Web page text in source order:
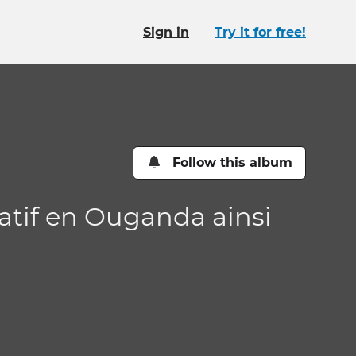
Sign in Try it for free!
Follow this album
en Ouganda ainsi